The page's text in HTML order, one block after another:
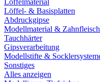
Löffelmaterial
Löffel- & Basisplatten
Abdruckgipse
Modellmaterial &
Tauchhärter
Gipsverarbeitung
Modellstifte &
Sonstiges
Alles anzeigen